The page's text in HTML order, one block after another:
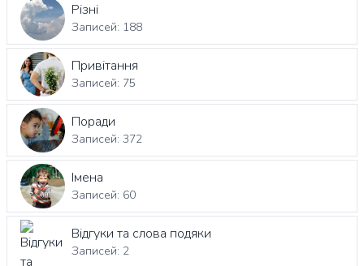
Різні
Записей: 188
Привітання
Записей: 75
Поради
Записей: 372
Імена
Записей: 60
Відгуки та слова подяки
Записей: 2